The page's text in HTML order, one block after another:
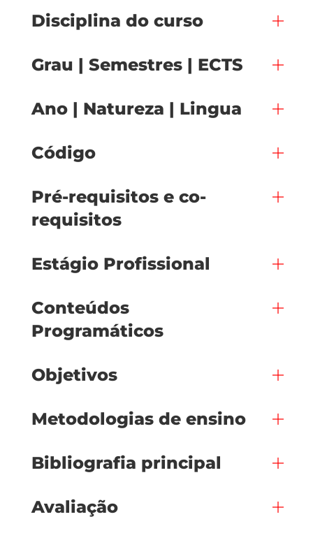
Disciplina do curso
Grau | Semestres | ECTS
Ano | Natureza | Lingua
Código
Pré-requisitos e co-
requisitos
Estágio Profissional
Conteúdos
Programáticos
Objetivos
Metodologias de ensino
Bibliografia principal
Avaliação